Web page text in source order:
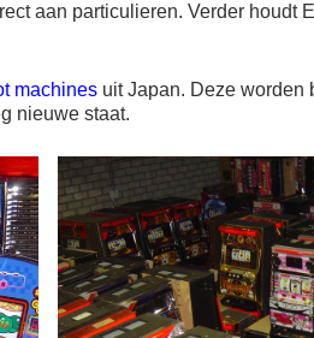
aan particulieren. Verder
machinesuit Japan. Deze worden
nieuwe staat.